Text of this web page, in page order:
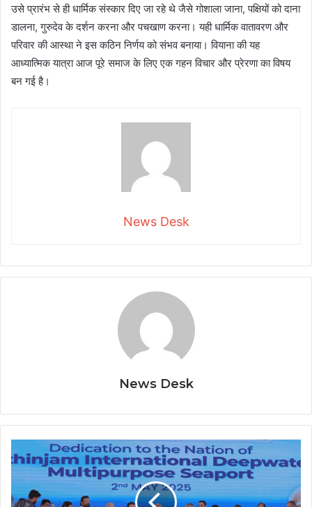
उसे प्रारंभ से ही धार्मिक संस्कार दिए जा रहे थे जैसे गोशाला जाना, पक्षियों को दाना
डालना, गुरुदेव के दर्शन करना और पचखाण करना। यही धार्मिक वातावरण और
परिवार की आस्था ने इस कठिन निर्णय को संभव बनाया। वियाना की यह
आध्यात्मिक यात्रा आज पूरे समाज के लिए एक गहन विचार और प्रेरणा का विषय
बन गई है।
News Desk
News Desk